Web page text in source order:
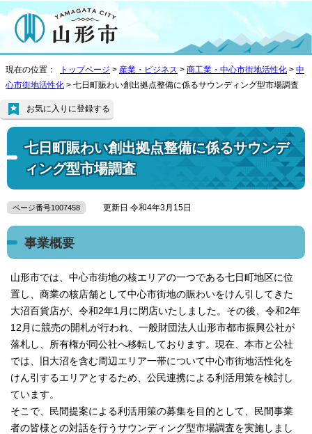
現在の位置： トップページ > 産業・ビジネス > 商工業・中心市街地活性化 > 中
心市街地活性化 > 七日町賑わい創出拠点整備に係るサウンディング型市場調査
七日町賑わい創出拠点整備に係るサウンデ
ィング型市場調査
お気に入りに登録する
ページ番号1007458 更新日 令和4年3月15日
事業概要
山形市では、中心市街地の核エリアの一つである七日町地区に位
置し、商業の核店舗として中心市街地の賑わいをけん引してきた
大沼百貨店が、令和2年1月に閉店いたしました。その後、令和2年
12月に競売の開札が行われ、一般財団法人山形市都市振興公社が
落札し、所有権が同公社へ移転しております。現在、本市と公社
では、旧大沼を含む周辺エリア一帯について中心市街地活性化を
けん引するエリアとするため、公民連携による利活用策を検討し
ています。
そこで、民間提案による利活用策の募集を目的として、民間事業
者の皆様との対話を行うサウンディング型市場調査を実施しまし